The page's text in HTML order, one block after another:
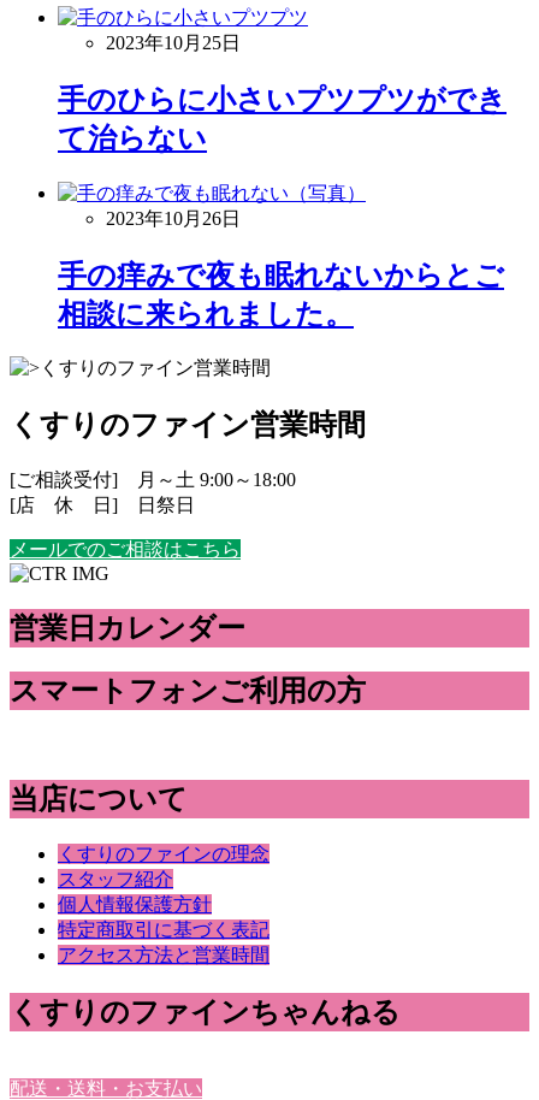
2023年10月25日
手のひらに小さいプツプツができ
て治らない
2023年10月26日
手の痒みで夜も眠れないからとご
相談に来られました。
くすりのファイン営業時間
[ご相談受付] 月～土 9:00～18:00
[店 休 日] 日祭日
メールでのご相談はこちら
営業日カレンダー
スマートフォンご利用の方
当店について
くすりのファインの理念
スタッフ紹介
個人情報保護方針
特定商取引に基づく表記
アクセス方法と営業時間
くすりのファインちゃんねる
配送・送料・お支払い